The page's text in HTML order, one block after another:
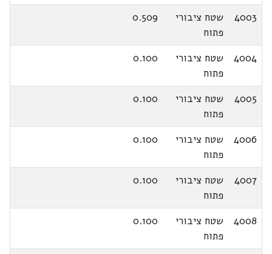
4003
שטח ציבורי
פתוח
0.509
4004
שטח ציבורי
פתוח
0.100
4005
שטח ציבורי
פתוח
0.100
4006
שטח ציבורי
פתוח
0.100
4007
שטח ציבורי
פתוח
0.100
4008
שטח ציבורי
פתוח
0.100